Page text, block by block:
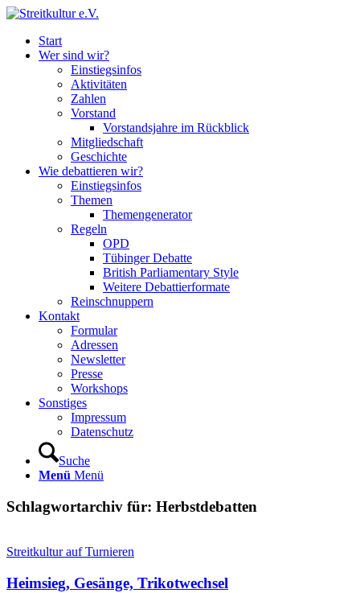
Start
Wer sind wir?
Einstiegsinfos
Aktivitäten
Zahlen
Vorstand
Vorstandsjahre im Rückblick
Mitgliedschaft
Geschichte
Wie debattieren wir?
Einstiegsinfos
Themen
Themengenerator
Regeln
OPD
Tübinger Debatte
British Parliamentary Style
Weitere Debattierformate
Reinschnuppern
Kontakt
Formular
Adressen
Newsletter
Presse
Workshops
Sonstiges
Impressum
Datenschutz
Suche
Menü Menü
Schlagwortarchiv für: Herbstdebatten
Streitkultur auf Turnieren
Heimsieg, Gesänge, Trikotwechsel